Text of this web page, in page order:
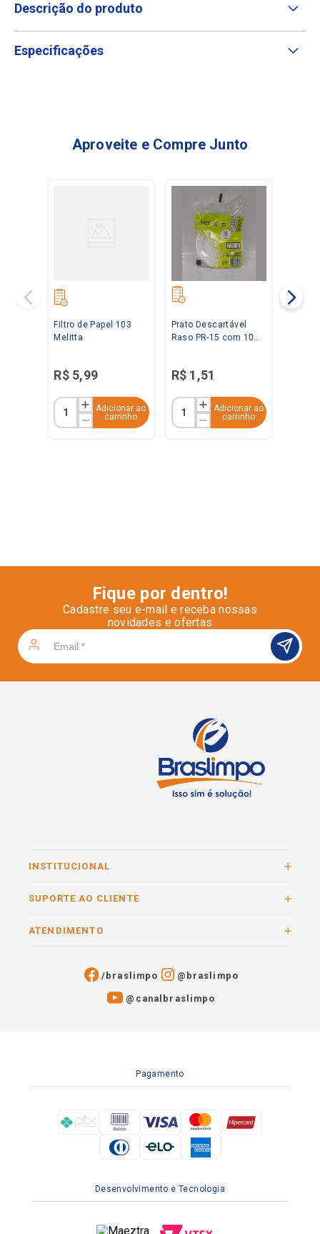
Descrição do produto
Especificações
Aproveite e Compre Junto
Filtro de Papel 103
Melitta
R$ 5,99
Adicionar ao
carrinho
Prato Descartável
Raso PR-15 com 10
R$ 1 ,51
Adicionar ao
carrinho
Fique por dentro!
Cadastre seu e-mail e receba nossas
novidades e ofertas
INSTITUCIONAL
SUPORTE AO CLIENTE
ATENDIMENTO
/braslimpo @braslimpo
@canalbraslimpo​
Pagamento
Desenvolvimento e Tecnologia